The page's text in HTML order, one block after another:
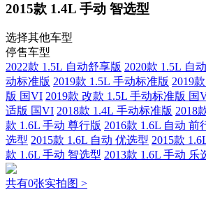
2015款 1.4L 手动 智选型
选择其他车型
停售车型
2022款 1.5L 自动舒享版 2020款 1.5L 自
动标准版 2019款 1.5L 手动标准版 2019
版 国VI 2019款 改款 1.5L 手动标准版 国
适版 国VI 2018款 1.4L 手动标准版 2018
款 1.6L 手动 尊行版 2016款 1.6L 自动 前
选型 2015款 1.6L 自动 优选型 2015款
款 1.6L 手动 智选型 2013款 1.6L 手动 乐
共有0张实拍图 >